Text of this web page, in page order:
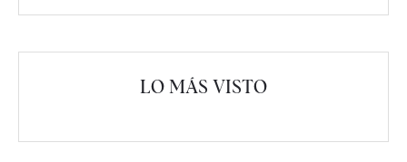
LO MÁS VISTO